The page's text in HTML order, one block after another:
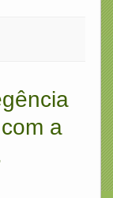
a